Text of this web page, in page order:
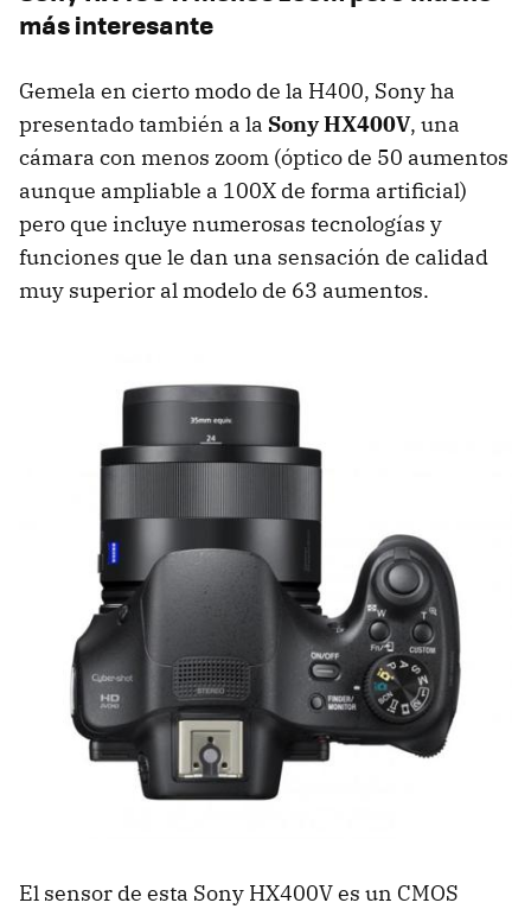
más interesante
Gemela en cierto modo de la H400, Sony ha
presentado también a la Sony HX400V, una
cámara con menos zoom (óptico de 50 aumentos
aunque ampliable a 100X de forma artificial)
pero que incluye numerosas tecnologías y
funciones que le dan una sensación de calidad
muy superior al modelo de 63 aumentos.
El sensor de esta Sony HX400V es un CMOS